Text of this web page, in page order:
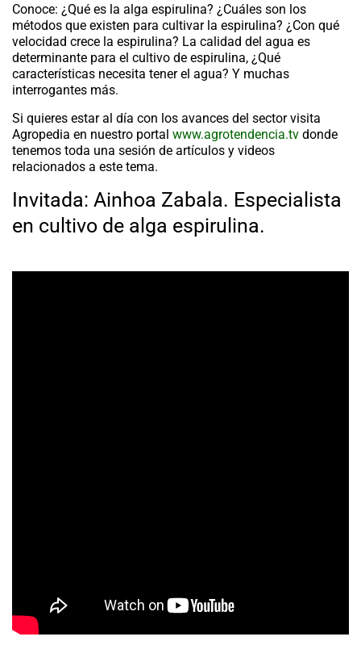
Conoce: ¿Qué es la alga espirulina? ¿Cuáles son los
métodos que existen para cultivar la espirulina? ¿Con qué
velocidad crece la espirulina? La calidad del agua es
determinante para el cultivo de espirulina, ¿Qué
características necesita tener el agua? Y muchas
interrogantes más.
Si quieres estar al día con los avances del sector visita
Agropedia en nuestro portal www.agrotendencia.tv donde
tenemos toda una sesión de artículos y videos
relacionados a este tema.
Invitada: Ainhoa Zabala. Especialista
en cultivo de alga espirulina.